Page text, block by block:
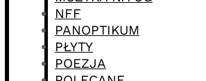
NFF
PANOPTIKUM
PŁYTY
POEZJA